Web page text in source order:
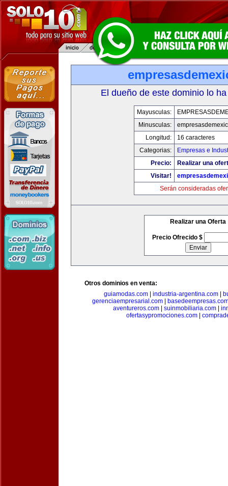
El dueño de este dominio lo
Mayusculas:
Minusculas:
Longitud:
16 caracteres
Categorias:
Empresas e
Precio:
Realizar una
Visitar!
Serán consideradas
Realizar una Oferta
Precio Ofrecido $
Otros dominios en venta:
guiamodas.com| industria-argentina.com|
gerenciaempresarial.com|
aventureros.com| suinmobiliaria.com|
ofertasypromociones.com|